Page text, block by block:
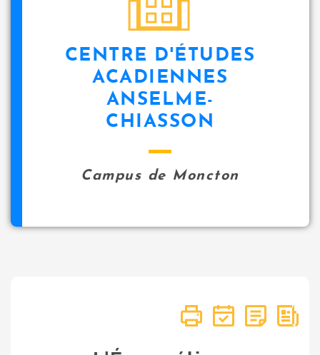
CENTRE D'ÉTUDES
ACADIENNES
ANSELME-
CHIASSON
Campus de Moncton